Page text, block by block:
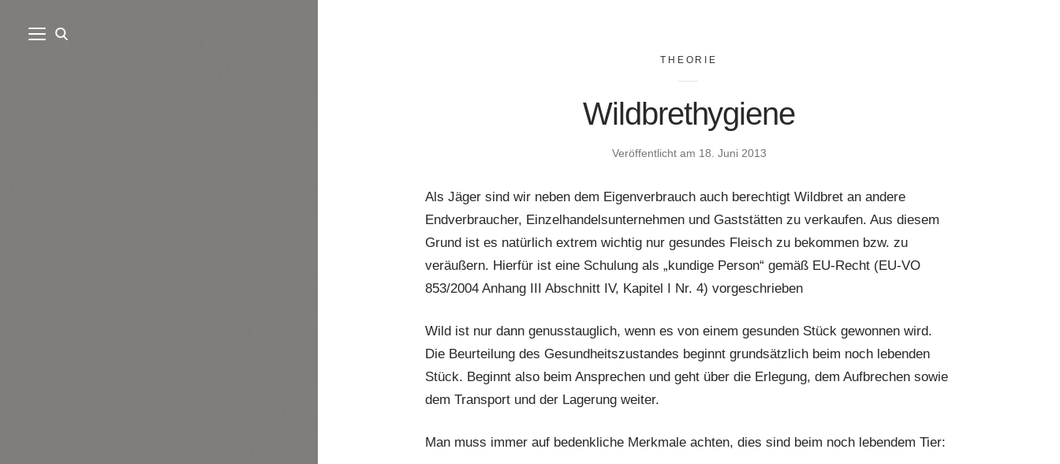
THEORIE
Wildbrethygiene
Veröffentlicht am 18. Juni 2013
Als Jäger sind wir neben dem Eigenverbrauch auch berechtigt Wildbret an andere
Endverbraucher, Einzelhandelsunternehmen und Gaststätten zu verkaufen. Aus diesem
Grund ist es natürlich extrem wichtig nur gesundes Fleisch zu bekommen bzw. zu
veräußern. Hierfür ist eine Schulung als „kundige Person“ gemäß EU-Recht (EU-VO
853/2004 Anhang III Abschnitt IV, Kapitel I Nr. 4) vorgeschrieben
Wild ist nur dann genusstauglich, wenn es von einem gesunden Stück gewonnen wird.
Die Beurteilung des Gesundheitszustandes beginnt grundsätzlich beim noch lebenden
Stück. Beginnt also beim Ansprechen und geht über die Erlegung, dem Aufbrechen sowie
dem Transport und der Lagerung weiter.
Man muss immer auf bedenkliche Merkmale achten, dies sind beim noch lebendem Tier: